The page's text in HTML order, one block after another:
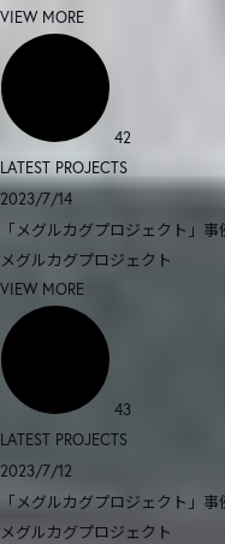
VIEW MORE
42
LATEST PROJECTS
2023/7/14
「メグルカグプロジェクト」
メグルカグプロジェクト
VIEW MORE
43
LATEST PROJECTS
2023/7/12
「メグルカグプロジェクト」
メグルカグプロジェクト